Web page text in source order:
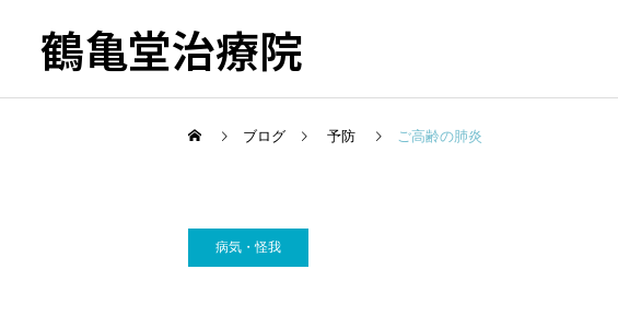
鶴亀堂治療院
ブログ 予防 ご高齢の肺炎
病気・怪我